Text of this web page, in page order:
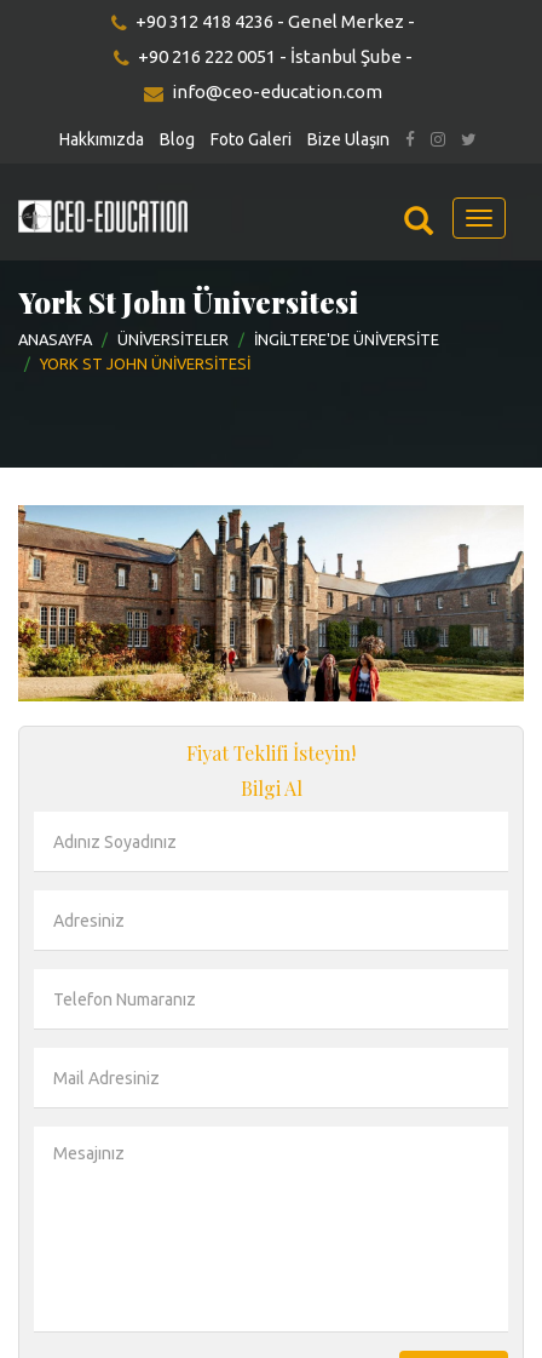
+90 312 418 4236 - Genel Merkez -
+90 216 222 0051 - İstanbul Şube -
info@ceo-education.com
Hakkımızda Blog Foto Galeri Bize Ulaşın
Menu
York St John Üniversitesi
ANASAYFA ÜNIVERSITELER
İNGILTERE'DE ÜNIVERSITE
YORK ST JOHN ÜNIVERSITESI
Fiyat Teklifi İsteyin!
Bilgi Al